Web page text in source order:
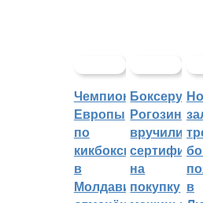
Чемпионат
Европы
по
кикбоксингу
в
Молдавии
Боксеру
Рогозину
вручили
на
покупку в